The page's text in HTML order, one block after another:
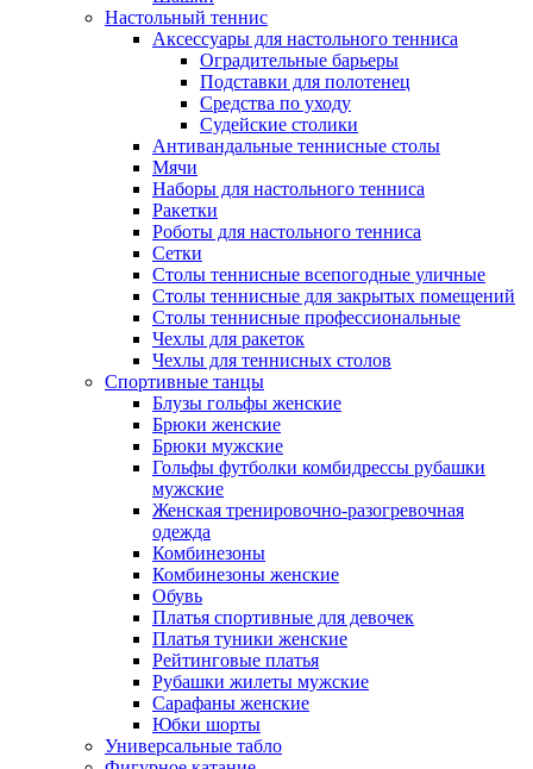
Настольный теннис
Аксессуары для настольного тенниса
Оградительные барьеры
Подставки для полотенец
Средства по уходу
Судейские столики
Антивандальные теннисные столы
Мячи
Наборы для настольного тенниса
Ракетки
Роботы для настольного тенниса
Сетки
Столы теннисные всепогодные уличные
Столы теннисные для закрытых помещений
Столы теннисные профессиональные
Чехлы для ракеток
Чехлы для теннисных столов
Спортивные танцы
Блузы гольфы женские
Брюки женские
Брюки мужские
Гольфы футболки комбидрессы рубашки
мужские
Женская тренировочно-разогревочная
одежда
Комбинезоны
Комбинезоны женские
Обувь
Платья спортивные для девочек
Платья туники женские
Рейтинговые платья
Рубашки жилеты мужские
Сарафаны женские
Юбки шорты
Универсальные табло